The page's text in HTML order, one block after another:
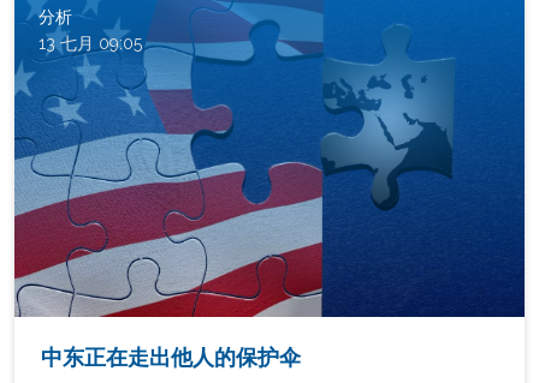
分析
13 七月 09:05
中东正在走出他人的保护伞